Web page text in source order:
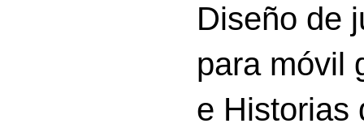
Diseño de
para móvil
e Historias